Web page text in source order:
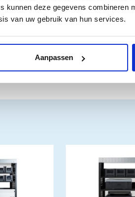
kunnen deze gegevens combineren
van uw gebruik van hun services.
Aanpassen